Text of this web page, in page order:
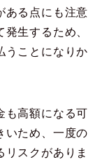
ある点にも注意
生するため、
うことになりか
も高額になる可
いため、一度の
スクがありま